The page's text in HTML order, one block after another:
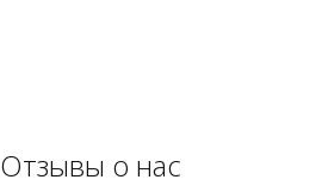
Отзывы о нас